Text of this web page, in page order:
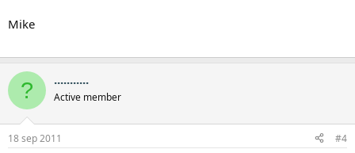
Mike
? ...........
Active member
18 sep 2011 #4